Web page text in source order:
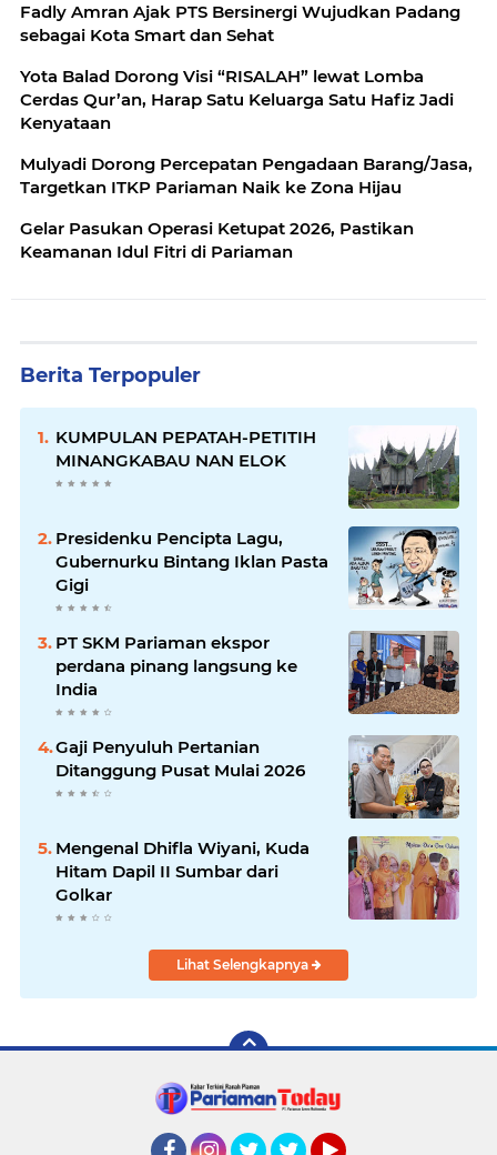
Fadly Amran Ajak PTS Bersinergi Wujudkan Padang
sebagai Kota Smart dan Sehat
Yota Balad Dorong Visi “RISALAH” lewat Lomba
Cerdas Qur’an, Harap Satu Keluarga Satu Hafiz Jadi
Kenyataan
Mulyadi Dorong Percepatan Pengadaan Barang/Jasa,
Targetkan ITKP Pariaman Naik ke Zona Hijau
Gelar Pasukan Operasi Ketupat 2026, Pastikan
Keamanan Idul Fitri di Pariaman
Berita Terpopuler
KUMPULAN PEPATAH-PETITIH
MINANGKABAU NAN ELOK
Presidenku Pencipta Lagu,
Gubernurku Bintang Iklan Pasta
Gigi
PT SKM Pariaman ekspor
perdana pinang langsung ke
India
Gaji Penyuluh Pertanian
Ditanggung Pusat Mulai 2026
Mengenal Dhifla Wiyani, Kuda
Hitam Dapil II Sumbar dari
Golkar
Lihat Selengkapnya